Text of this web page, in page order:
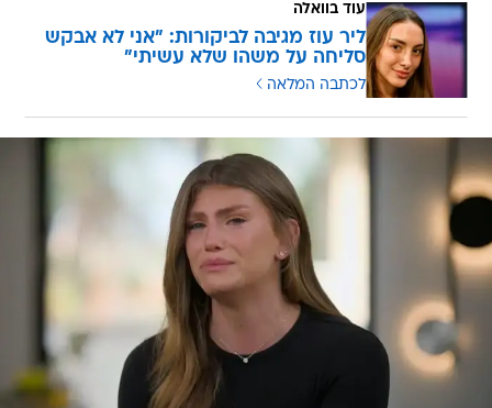
עוד בוואלה
ליר עוז מגיבה לביקורות: "אני לא אבקש
סליחה על משהו שלא עשיתי"
לכתבה המלאה